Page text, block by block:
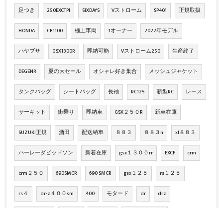
足つき 250EXCTPI SIXDAYS Vストローム SP401 正規取扱
HONDA CB1100 極上車両 1オーナー 2022年モデル
ハヤブサ GSX1300R 即納可能 Vストローム250 生産終了
DEGENR 夏の大セール オシャレ好き集合 メッシュジャケット
タンクバッグ シートバッグ 長袖 RC125 新型RC レース
サーキット 街乗り 即納車 GSX２５０R 新車在庫
SUZUKI正規 酒田 配送納車 ８８３ ８８３n xl８８３
ハーレーダビッドソン 新着在庫 gsx１３００rr EXCF crm
crm２５０ 690SMCR 690 SMCR gsx１２５ rs１２５
rs４ dr-z４００sm 400 モタード dr drz